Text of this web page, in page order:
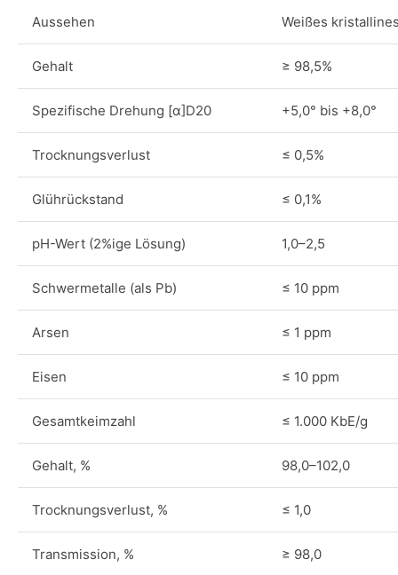
Aussehen Weißes
Gehalt ≥ 98,5%
Spezifische Drehung [α]D20 +5,0° bis +8,0°
Trocknungsverlust ≤ 0,5%
Glührückstand ≤ 0,1%
pH-Wert (2%ige Lösung) 1,0–2,5
Schwermetalle (als Pb) ≤ 10 ppm
Arsen ≤ 1 ppm
Eisen ≤ 10 ppm
Gesamtkeimzahl ≤ 1.000 KbE/g
Gehalt, % 98,0–102,0
Trocknungsverlust, % ≤ 1,0
Transmission, % ≥ 98,0